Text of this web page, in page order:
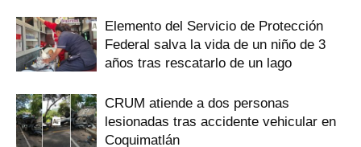
Elemento del Servicio de Protección
Federal salva la vida de un niño de 3
años tras rescatarlo de un lago
CRUM atiende a dos personas
lesionadas tras accidente vehicular en
Coquimatlán